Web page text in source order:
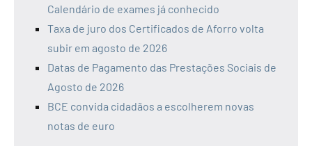
Calendário de exames já conhecido
Taxa de juro dos Certificados de Aforro volta
subir em agosto de 2026
Datas de Pagamento das Prestações Sociais de
Agosto de 2026
BCE convida cidadãos a escolherem novas
notas de euro